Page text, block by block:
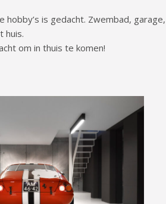
hobby’s is gedacht. Zwembad,
huis.
om in thuis te komen!